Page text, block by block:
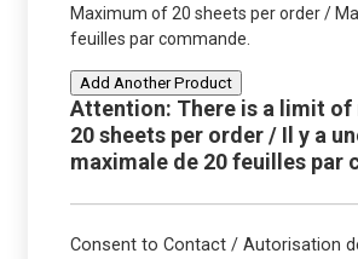
Maximum of 20 sheets per order /
feuilles par commande.
Add Another Product
Attention: There is a limit of
20 sheets per order / Il y a
maximale de 20 feuilles par
Consent to Contact / Autorisation